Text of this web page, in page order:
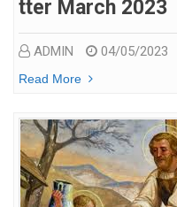
Tter March 2023
ADMIN 04/05/2023
Read More